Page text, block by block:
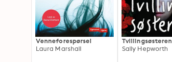
Venneforespørsel
Laura Marshall
Tvillingsøsteren
Sally Hepworth